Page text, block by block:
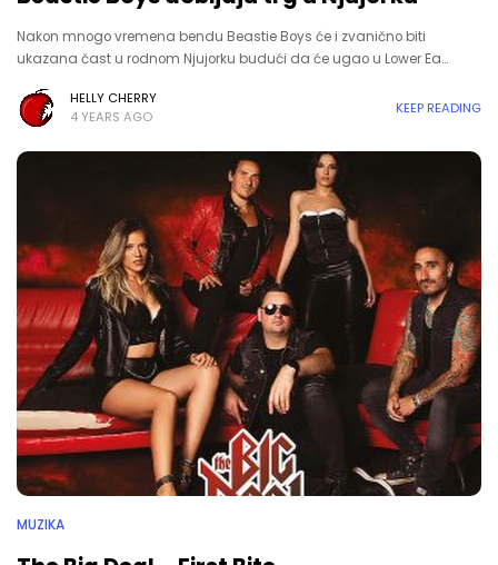
Nakon mnogo vremena bendu Beastie Boys će i zvanično biti
ukazana čast u rodnom Njujorku budući da će ugao u Lower Ea…
HELLY CHERRY
4 YEARS AGO
KEEP READING
MUZIKA